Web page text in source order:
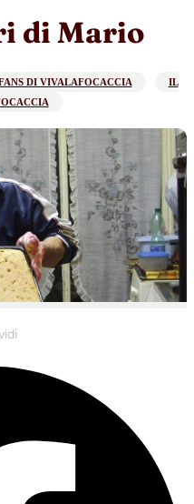
di Mario
DI VIVALAFOCACCIA
IL